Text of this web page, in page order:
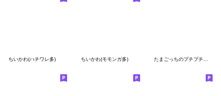
ちいかわ(ハチワレ多) ちいかわ(モモンガ多) たまごっちのプチプチおみせっち